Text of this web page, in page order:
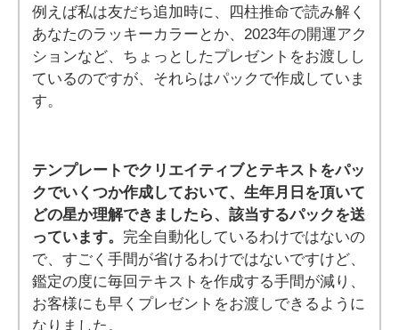
例えば私は友だち追加時に、四柱推命で読み解く
あなたのラッキーカラーとか、2023年の開運アク
ションなど、ちょっとしたプレゼントをお渡しし
ているのですが、それらはパックで作成していま
す。
テンプレートでクリエイティブとテキストをパッ
クでいくつか作成しておいて、生年月日を頂いて
どの星か理解できましたら、該当するパックを送
っています。 完全自動化しているわけではないの
で、すごく手間が省けるわけではないですけど、
鑑定の度に毎回テキストを作成する手間が減り、
お客様にも早くプレゼントをお渡しできるように
なりました。